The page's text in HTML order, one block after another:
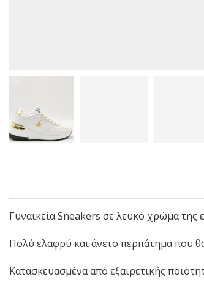
Γυναικεία Sneakers σε λευκό χρώμα της
Πολύ ελαφρύ και άνετο περπάτημα που
Κατασκευασμένα από εξαιρετικής